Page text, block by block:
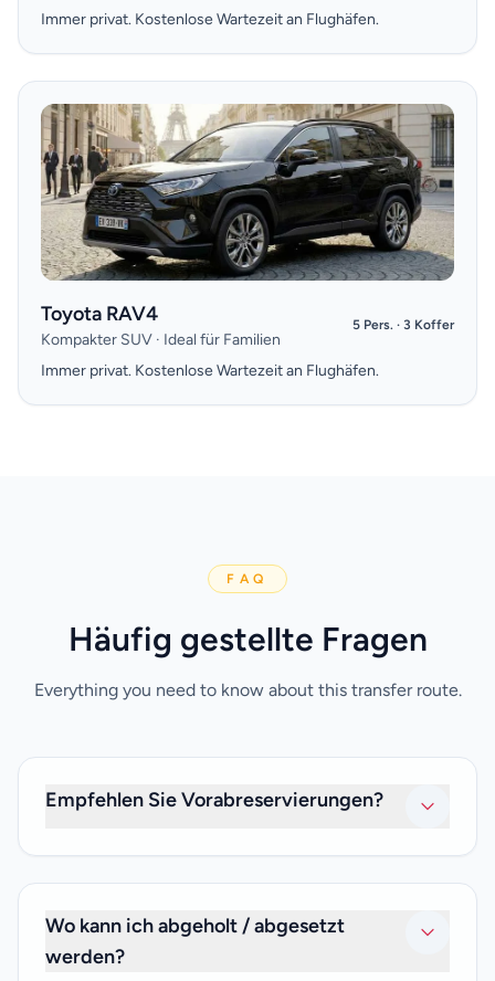
Immer privat. Kostenlose Wartezeit an Flughäfen.
Toyota RAV4
Kompakter SUV · Ideal für Familien
5 Pers. · 3 Koffer
Immer privat. Kostenlose Wartezeit an Flughäfen.
FAQ
Häufig gestellte Fragen
Everything you need to know about this transfer route.
Empfehlen Sie Vorabreservierungen?
vermeiden und uns zu helfen, sicherzustellen, dass Ihr
Shuttle pünktlich für Sie bereit ist. Müssen Sie am selben
Tag reisen? Keine Sorge. Wir werden unser Bestes geben,
Wo kann ich abgeholt / abgesetzt
werden?